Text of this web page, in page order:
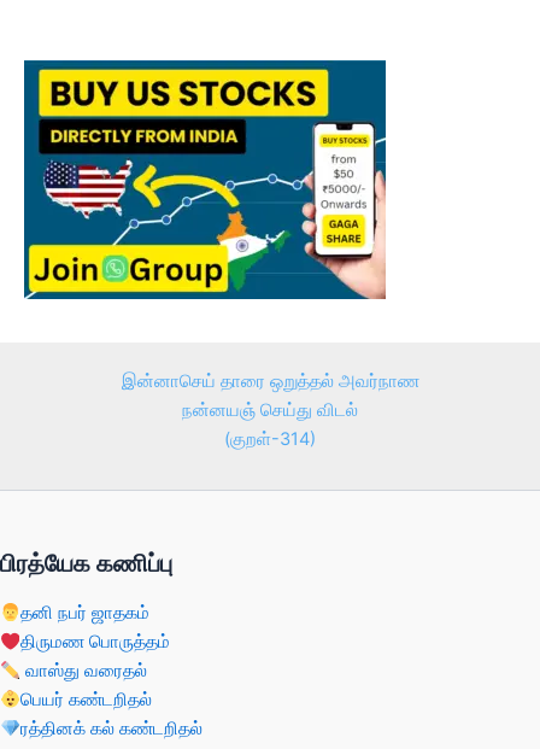
இன்னாசெய் தாரை ஒறுத்தல் அவர்நாண
நன்னயஞ் செய்து விடல்
(குறள்-314)
பிரத்யேக கணிப்பு
தனி நபர் ஜாதகம்
திருமண பொருத்தம்
வாஸ்து வரைதல்
பெயர் கண்டறிதல்
ரத்தினக் கல் கண்டறிதல்